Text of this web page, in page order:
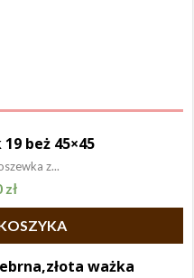
beż 45×45
z...
zł
ważka